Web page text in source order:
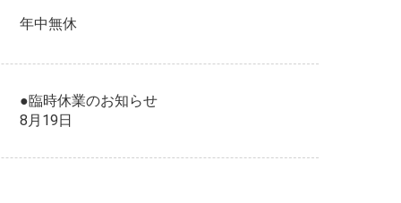
年中無休
●臨時休業のお知らせ
8月19日